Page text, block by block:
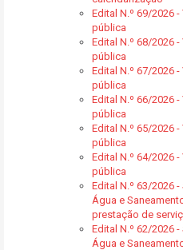
Edital N.º 69/2026
pública
Edital N.º 68/2026
pública
Edital N.º 67/2026
pública
Edital N.º 66/2026
pública
Edital N.º 65/2026
pública
Edital N.º 64/2026
pública
Edital N.º 63/2026
Água e
prestação de
Edital N.º 62/2026
Água e